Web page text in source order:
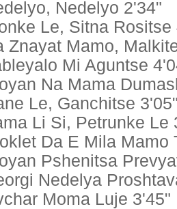
Nedelyo 2'34"
Le, Sitna Rositse
Znayat Mamo,
Mi Aguntse
Na Mama
Le, Ganchitse
Li Si, Petrunke Le
Da E Mila Mamo
Pshenitsa
Nedelya
Moma Luje 3'45"